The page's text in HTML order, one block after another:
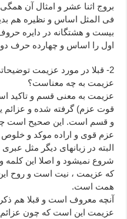
بروج اثنا عشر و امثال آن
فی المثل اساس و نظیره هم
بیست و هشتگانه در دایره
اول را اساس و چهارده حرف
2- قبلا در مورد عزیمت
عزیمت به چه معناست؟
عزیمت به معنی قسم و تاکید
قوت عزم) گرفته شده و عزائم
و قسم است. این صحیح است
عزم قوی و اراده موکد و خلوص
البته در زبانهای دیگر مثل
شروع نمیشود و اصلا این کلمه
که عزیمت ، نیت است و روح
همت است.
آنچه معروف است و قبلا هم
عزیمت این است که چون عزائم